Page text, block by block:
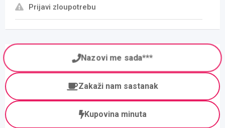
Prijavi zloupotrebu
Nazovi me sada***
Zakaži nam sastanak
Kupovina minuta